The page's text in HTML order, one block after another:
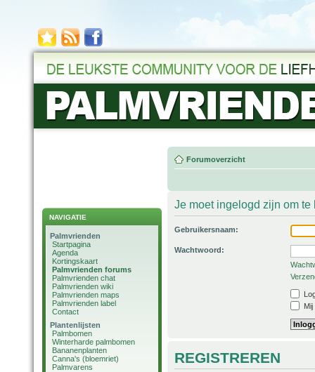
NAVIGATIE
Palmvrienden
Startpagina
Agenda
Kortingskaart
Palmvrienden forums
Palmvrienden chat
Palmvrienden wiki
Palmvrienden maps
Palmvrienden label
Contact
Plantenlijsten
Palmbomen
Winterharde palmbomen
Bananenplanten
Canna's (bloemriet)
Palmvarens
Forumoverzicht
Je moet ingelogd zijn om
Gebruikersnaam:
Wachtwoord:
REGISTREREN